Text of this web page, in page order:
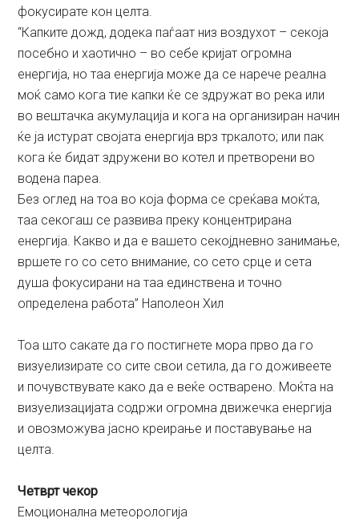
фокусирате кон целта.
“Капките дожд, додека паѓаат низ воздухот – секоја
посебно и хаотично – во себе кријат огромна
енергија, но таа енергија може да се нарече реална
моќ само кога тие капки ќе се здружат во река или
во вештачка акумулација и кога на организиран начин
ќе ја истурат својата енергија врз тркалото; или пак
кога ќе бидат здружени во котел и претворени во
водена пареа.
Без оглед на тоа во која форма се среќава моќта,
таа секогаш се развива преку концентрирана
енергија. Какво и да е вашето секојдневно занимање,
вршете го со сето внимание, со сето срце и сета
душа фокусирани на таа единствена и точно
определена работа” Наполеон Хил
Тоа што сакате да го постигнете мора прво да го
визуелизирате со сите свои сетила, да го доживеете
и почувствувате како да е веќе остварено. Моќта на
визуелизацијата содржи огромна движечка енергија
и овозможува јасно креирање и поставување на
целта.
Четврт чекор
Емоционална метеорологија